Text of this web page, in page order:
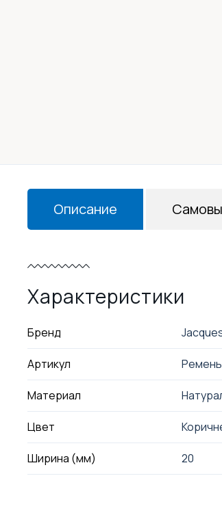
Описание
Характеристики
Бренд
Артикул Ремень
Материал
Цвет
Ширина (мм) 20